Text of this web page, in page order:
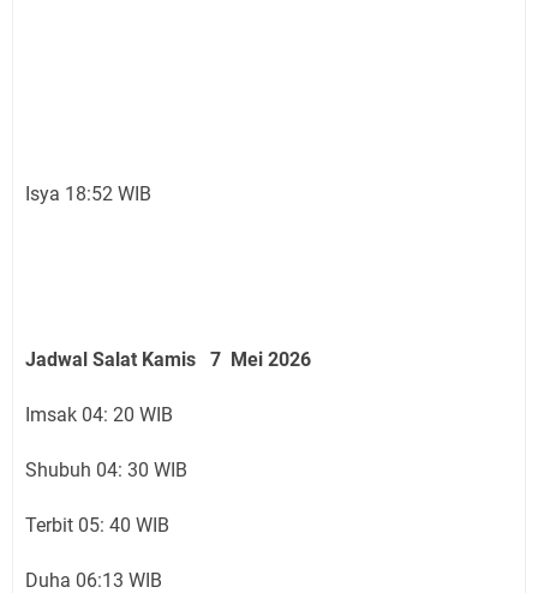
Isya 18:52 WIB
Jadwal Salat Kamis 7 Mei 2026
Imsak 04: 20 WIB
Shubuh 04: 30 WIB
Terbit 05: 40 WIB
Duha 06:13 WIB